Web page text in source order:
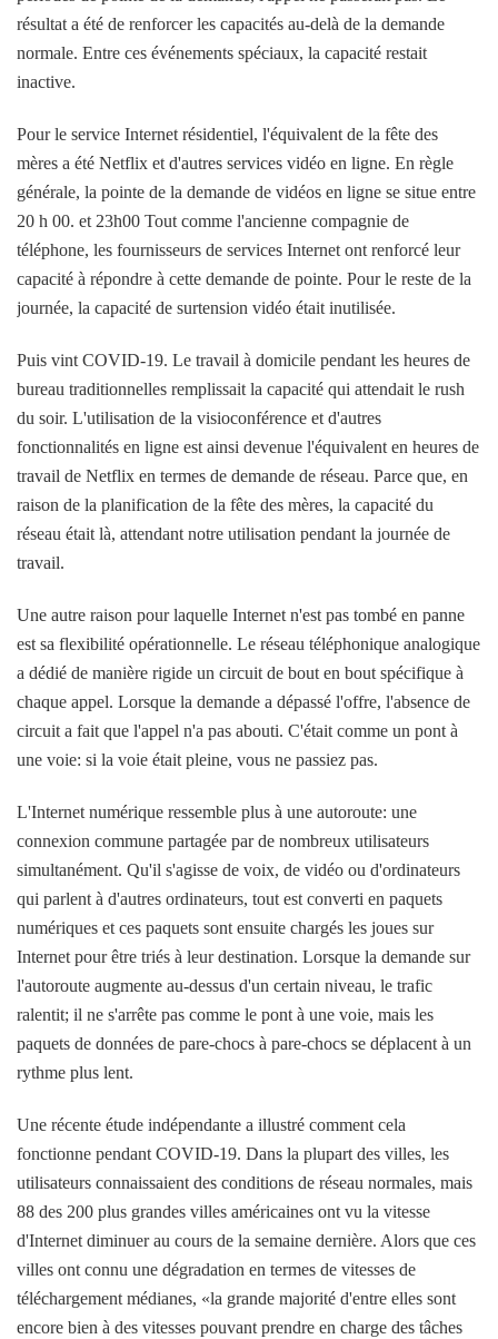
résultat a été de renforcer les capacités au-delà de la demande
normale. Entre ces événements spéciaux, la capacité restait
inactive.
Pour le service Internet résidentiel, l'équivalent de la fête des
mères a été Netflix et d'autres services vidéo en ligne. En règle
générale, la pointe de la demande de vidéos en ligne se situe entre
20 h 00. et 23h00 Tout comme l'ancienne compagnie de
téléphone, les fournisseurs de services Internet ont renforcé leur
capacité à répondre à cette demande de pointe. Pour le reste de la
journée, la capacité de surtension vidéo était inutilisée.
Puis vint COVID-19. Le travail à domicile pendant les heures de
bureau traditionnelles remplissait la capacité qui attendait le rush
du soir. L'utilisation de la visioconférence et d'autres
fonctionnalités en ligne est ainsi devenue l'équivalent en heures de
travail de Netflix en termes de demande de réseau. Parce que, en
raison de la planification de la fête des mères, la capacité du
réseau était là, attendant notre utilisation pendant la journée de
travail.
Une autre raison pour laquelle Internet n'est pas tombé en panne
est sa flexibilité opérationnelle. Le réseau téléphonique analogique
a dédié de manière rigide un circuit de bout en bout spécifique à
chaque appel. Lorsque la demande a dépassé l'offre, l'absence de
circuit a fait que l'appel n'a pas abouti. C'était comme un pont à
une voie: si la voie était pleine, vous ne passiez pas.
L'Internet numérique ressemble plus à une autoroute: une
connexion commune partagée par de nombreux utilisateurs
simultanément. Qu'il s'agisse de voix, de vidéo ou d'ordinateurs
qui parlent à d'autres ordinateurs, tout est converti en paquets
numériques et ces paquets sont ensuite chargés les joues sur
Internet pour être triés à leur destination. Lorsque la demande sur
l'autoroute augmente au-dessus d'un certain niveau, le trafic
ralentit; il ne s'arrête pas comme le pont à une voie, mais les
paquets de données de pare-chocs à pare-chocs se déplacent à un
rythme plus lent.
Une récente étude indépendante a illustré comment cela
fonctionne pendant COVID-19. Dans la plupart des villes, les
utilisateurs connaissaient des conditions de réseau normales, mais
88 des 200 plus grandes villes américaines ont vu la vitesse
d'Internet diminuer au cours de la semaine dernière. Alors que ces
villes ont connu une dégradation en termes de vitesses de
téléchargement médianes, «la grande majorité d'entre elles sont
encore bien à des vitesses pouvant prendre en charge des tâches